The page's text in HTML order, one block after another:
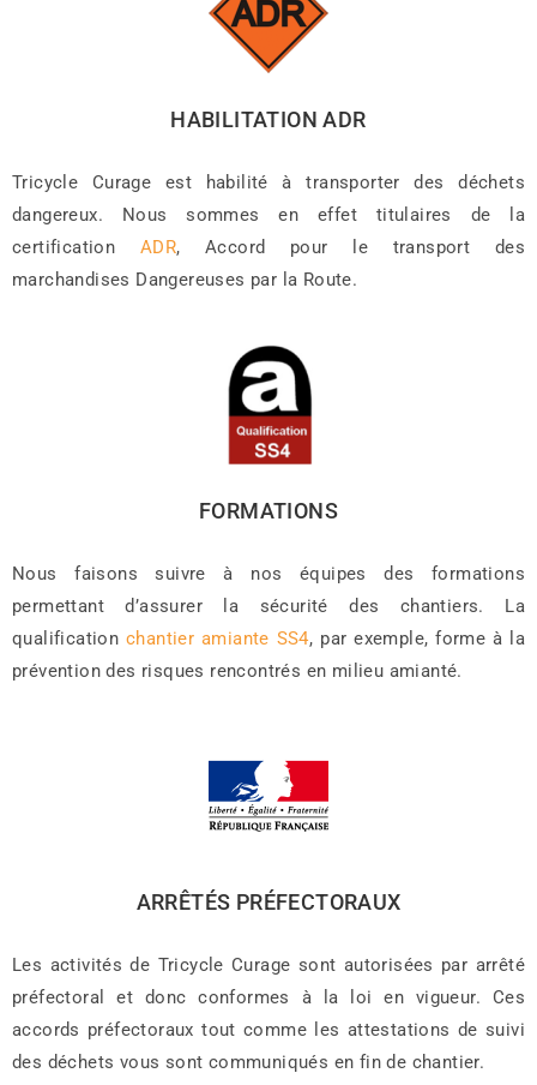
HABILITATION ADR
Tricycle Curage est habilité à transporter des déchets
dangereux. Nous sommes en effet titulaires de la
certification ADR, Accord pour le transport des
marchandises Dangereuses par la Route.
FORMATIONS
Nous faisons suivre à nos équipes des formations
permettant d’assurer la sécurité des chantiers. La
qualificationchantier amiante SS4, par exemple, forme à la
prévention des risques rencontrés en milieu amianté.
ARRÊTÉS PRÉFECTORAUX
Les activités de Tricycle Curage sont autorisées par arrêté
préfectoral et donc conformes à la loi en vigueur. Ces
accords préfectoraux tout comme les attestations de suivi
des déchets vous sont communiqués en fin de chantier.